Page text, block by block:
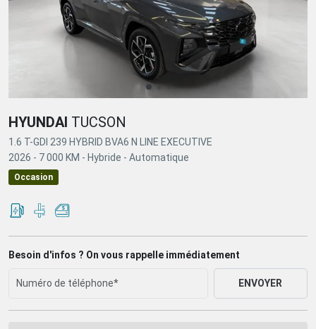
HYUNDAI TUCSON
1.6 T-GDI 239 HYBRID BVA6 N LINE EXECUTIVE
2026 - 7 000 KM - Hybride - Automatique
Occasion
Besoin d'infos ? On vous rappelle immédiatement
ENVOYER